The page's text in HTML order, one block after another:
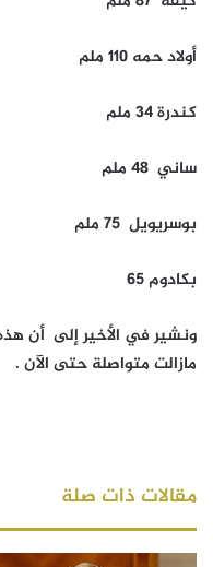
أولاد حمه 110 ملم
كندرة 34 ملم
ساني 48 ملم
بوسريويل 75 ملم
بكادوم 65
ونشير في الأخير إلى أن
مازالت متواصلة حتى الآن .
مقالات ذات صلة